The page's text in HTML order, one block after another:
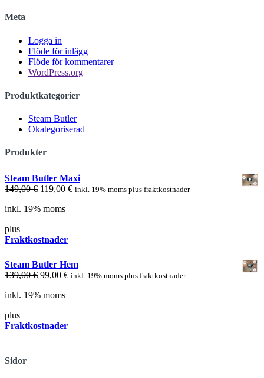
Meta
Logga in
Flöde för inlägg
Flöde för kommentarer
WordPress.org
Produktkategorier
Steam Butler
Okategoriserad
Produkter
Steam Butler Maxi
149,00€ Ursprungligt
var:
119,00 €Nuvarande
inkl. 19% moms plus fraktkostnader
inkl. 19% moms
plus
Fraktkostnader
Steam Butler Hem
139,00€ Ursprungligt
var:
99,00 €Nuvarande
inkl. 19% moms plus fraktkostnader
inkl. 19% moms
plus
Fraktkostnader
Sidor